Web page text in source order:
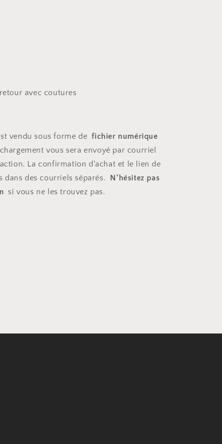
avec coutures
vendu sous forme defichier numérique
vous sera envoyé par courriel
La confirmation d'achat et le lien de
dans des courriels séparés. N'hésitez pas
si vous ne les trouvez pas.